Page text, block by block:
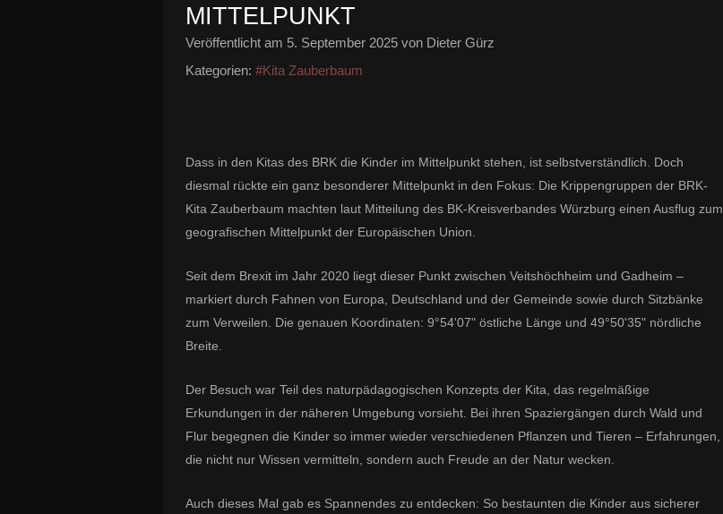
MITTELPUNKT
Veröffentlicht am 5. September 2025 von Dieter Gürz
Kategorien: #Kita Zauberbaum
Dass in den Kitas des BRK die Kinder im Mittelpunkt stehen, ist selbstverständlich. Doch
diesmal rückte ein ganz besonderer Mittelpunkt in den Fokus: Die Krippengruppen der BRK-
Kita Zauberbaum machten laut Mitteilung des BK-Kreisverbandes Würzburg einen Ausflug zum
geografischen Mittelpunkt der Europäischen Union.
Seit dem Brexit im Jahr 2020 liegt dieser Punkt zwischen Veitshöchheim und Gadheim –
markiert durch Fahnen von Europa, Deutschland und der Gemeinde sowie durch Sitzbänke
zum Verweilen. Die genauen Koordinaten: 9°54'07" östliche Länge und 49°50'35" nördliche
Breite.
Der Besuch war Teil des naturpädagogischen Konzepts der Kita, das regelmäßige
Erkundungen in der näheren Umgebung vorsieht. Bei ihren Spaziergängen durch Wald und
Flur begegnen die Kinder so immer wieder verschiedenen Pflanzen und Tieren – Erfahrungen,
die nicht nur Wissen vermitteln, sondern auch Freude an der Natur wecken.
Auch dieses Mal gab es Spannendes zu entdecken: So bestaunten die Kinder aus sicherer